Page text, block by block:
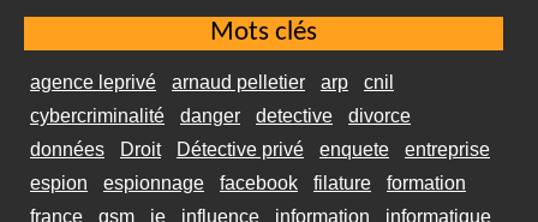
Mots clés
agence leprivé arnaud pelletier arp
cnil
cybercriminalité
danger detective
divorce
données
Droit Détective privé enquete
entreprise
espion
espionnage facebook filature
formation
france
gsm ie influence information informatique